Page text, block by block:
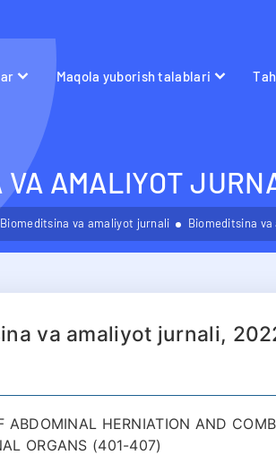
Maqola yuborish talablari
VA AMALIYOT
Biomeditsina va amaliyot jurnali Biomeditsina
va amaliyot jurnali,
ABDOMINAL HERNIATION AND
ORGANS (401-407)